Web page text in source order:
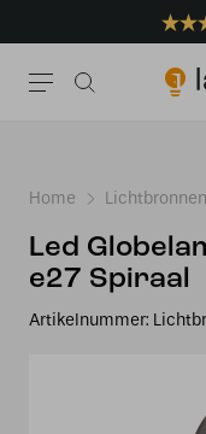
Home Lichtbronnen
Led
e27 Spiraal
Artikelnummer: